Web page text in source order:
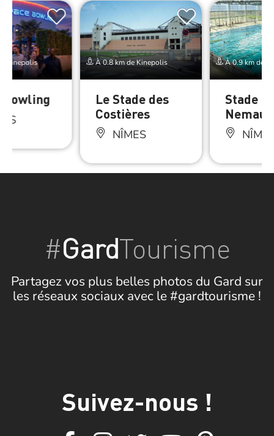
Kinepolis
Bowling
À 0.8 km de Kinepolis
Le Stade des
Costières
NÎMES
À 0.9 km de
Stade
#GardTourisme
Partagez vos plus belles photos du Gard sur
les réseaux sociaux avec le #gardtourisme !
Suivez-nous !